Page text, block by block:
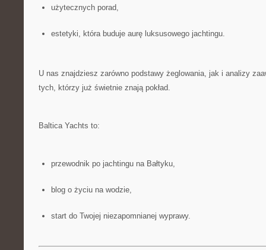
użytecznych porad,
estetyki, która buduje aurę luksusowego jachtingu.
U nas znajdziesz zarówno podstawy żeglowania, jak i analizy
tych, którzy już świetnie znają pokład.
Baltica Yachts to:
przewodnik po jachtingu na Bałtyku,
blog o życiu na wodzie,
start do Twojej niezapomnianej wyprawy.